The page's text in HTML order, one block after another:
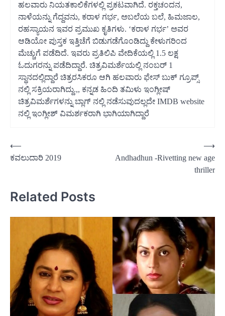
ಹಲವಾರು ನಿಯತಕಾಲಿಕೆಗಳಲ್ಲಿ ಪ್ರಕಟವಾಗಿದೆ. ರಕ್ತಚಂದನ,
ನಾಳೆಯನ್ನು ಗೆದ್ದವನು, ಕರಾಳ ಗರ್ಭ, ಅಬಲೆಯ ಬಲೆ, ಹಿಮಜಾಲ,
ರಹಸ್ಯಾಯನ ಇವರ ಪ್ರಮುಖ ಕೃತಿಗಳು. ‘ಕರಾಳ ಗರ್ಭ’ ಅವರ
ಆಡಿಯೋ ಪುಸ್ತಕ ಇತ್ತಿಚೆಗೆ ಬಿಡುಗಡೆಗೊಂಡಿದ್ದು ಕೇಳುಗರಿಂದ
ಮೆಚ್ಚುಗೆ ಪಡೆದಿದೆ. ಇವರು ಪ್ರತಿಲಿಪಿ ವೇದಿಕೆಯಲ್ಲಿ 1.5 ಲಕ್ಷ
ಓದುಗರನ್ನು ಪಡೆದಿದ್ದಾರೆ. ಚಿತ್ರವಿಮರ್ಶೆಯಲ್ಲಿ ನಂಬರ್ 1
ಸ್ಥಾನದಲ್ಲಿದ್ದಾರೆ ಚಿತ್ರರಸಿಕರೂ ಆಗಿ ಹಲವಾರು ಫೇಸ್ ಬುಕ್ ಗ್ರೂಪ್ಸ್
ನಲ್ಲಿ ಸಕ್ರಿಯರಾಗಿದ್ದು.,, ಕನ್ನಡ ಹಿಂದಿ ತಮಿಳು ಇಂಗ್ಲೀಷ್
ಚಿತ್ರವಿಮರ್ಶೆಗಳನ್ನು ಬ್ಲಾಗ್ ನಲ್ಲಿ ನಡೆಸುವುದಲ್ಲದೇ IMDB website
ನಲ್ಲಿ ಇಂಗ್ಲೀಶ್ ವಿಮರ್ಶಕರಾಗಿ ಭಾಗಿಯಾಗಿದ್ದಾರೆ
Post
navigation
⟵
ಕವಲುದಾರಿ 2019
Andhadhun -Rivetting new age
thriller
⟶
Related Posts